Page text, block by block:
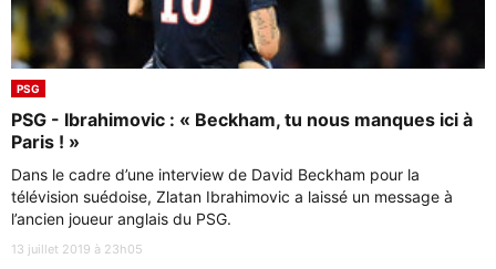
PSG
PSG - Ibrahimovic : « Beckham, tu nous manques ici à
Paris ! »
Dans le cadre d’une interview de David Beckham pour la
télévision suédoise, Zlatan Ibrahimovic a laissé un message à
l’ancien joueur anglais du PSG.
13 juillet 2019 à 23h05